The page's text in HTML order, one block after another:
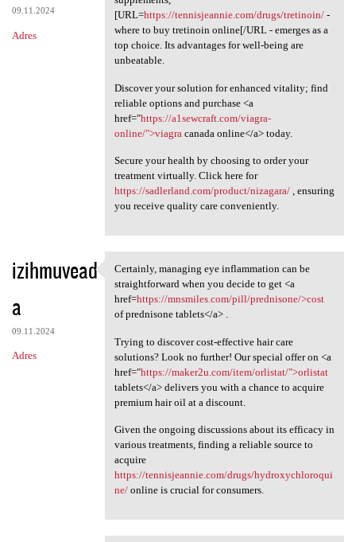
09.11.2024
Adres
[URL=https://tennisjeannie.com/drugs/tretinoin/-
where to buy tretinoin online[/URL - emerges as a
top choice. Its advantages for well-being are
unbeatable.
Discover your solution for enhanced vitality; find
reliable options and purchase <a
href="https://a1sewcraft.com/viagra-
online/">viagra canada online</a> today.
Secure your health by choosing to order your
treatment virtually. Click here for
https://sadlerland.com/product/nizagara/, ensuring
you receive quality care conveniently.
izihmuvead
a
09.11.2024
Adres
Certainly, managing eye
Certainly, managing eye inflammation can be
straightforward when you decide to get <a
href=https://mnsmiles.com/pill/prednisone/>cost
of prednisone tablets</a> .
Trying to discover cost-effective hair care
solutions? Look no further! Our special offer on <a
href="https://maker2u.com/item/orlistat/">orlistat
tablets</a> delivers you with a chance to acquire
premium hair oil at a discount.
Given the ongoing discussions about its efficacy in
various treatments, finding a reliable source to
acquire
https://tennisjeannie.com/drugs/hydroxychloroqui
ne/online is crucial for consumers.